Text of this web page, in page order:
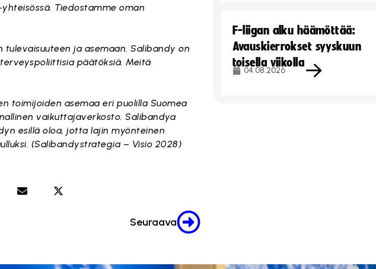
Tiedostamme oman
ja asemaan. Salibandy on
päätöksiä. Meitä
toimijoiden asemaa eri puolilla Suomea
vaikuttajaverkosto. Salibandya
esillä oloa, jotta lajin myönteinen
(Salibandystrategia – Visio 2028)
Seuraava
F-liigan alku häämöttää:
Avauskierrokset syyskuun
toisella viikolla
04.08.2026